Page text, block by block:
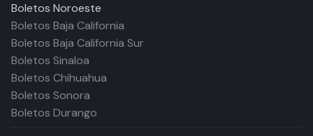
Boletos Noroeste
Boletos Baja California
Boletos Baja California Sur
Boletos Sinaloa
Boletos Chihuahua
Boletos Sonora
Boletos Durango